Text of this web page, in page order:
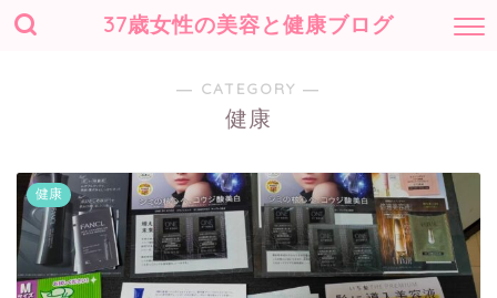
37歳女性の美容と健康ブログ
― CATEGORY ―
健康
健康